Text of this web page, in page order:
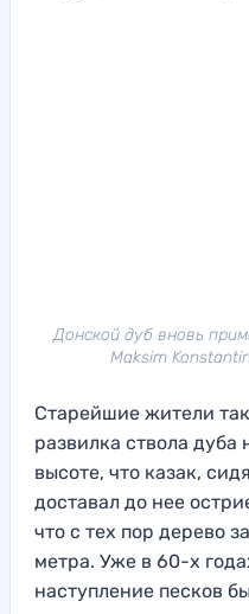
Донской дуб вновь
Maksim
Старейшие жители
развилка ствола дуба
высоте, что казак,
доставал до нее
что с тех пор дерево
метра. Уже в 60-х
наступление песков